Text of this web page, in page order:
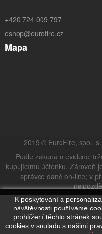
+420 724 009 797
eshop@eurofire.cz
Mapa
K poskytování a
návštěvnosti používáme
prohlížení těchto stránek
cookies v souladu s našimi
2019 © EuroFire, spol.
Podle zákona o evidenci
kupujícímu účtenku. Zároveň
správce daně on-line; v